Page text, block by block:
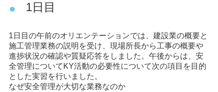
1日目
1日目の午前のオリエンテーションでは、建設業の概要と
施工管理業務の説明を受け、現場所長から工事の概要や
進捗状況の確認や質疑応答をしました。午後からは、安
全管理についてKY活動の必要性について次の項目を目的
とした実習を行いました。
なぜ安全管理が大切な業務なのか